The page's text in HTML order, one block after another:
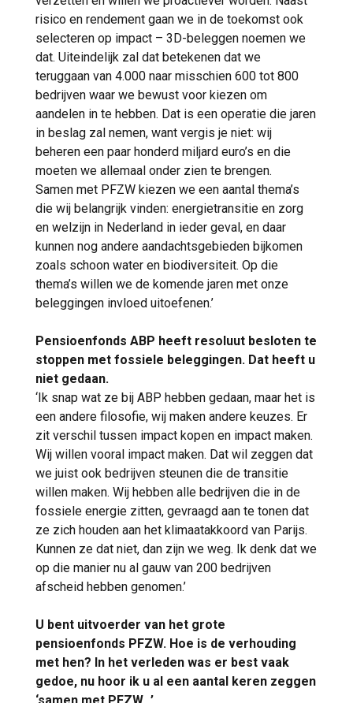
risico en rendement gaan we in de toekomst ook
selecteren op impact – 3D-beleggen noemen we
dat. Uiteindelijk zal dat betekenen dat we
teruggaan van 4.000 naar misschien 600 tot 800
bedrijven waar we bewust voor kiezen om
aandelen in te hebben. Dat is een operatie die jaren
in beslag zal nemen, want vergis je niet: wij
beheren een paar honderd miljard euro’s en die
moeten we allemaal onder zien te brengen.
Samen met PFZW kiezen we een aantal thema’s
die wij belangrijk vinden: energietransitie en zorg
en welzijn in Nederland in ieder geval, en daar
kunnen nog andere aandachtsgebieden bijkomen
zoals schoon water en biodiversiteit. Op die
thema’s willen we de komende jaren met onze
beleggingen invloed uitoefenen.’
Pensioenfonds ABP heeft resoluut besloten te
stoppen met fossiele beleggingen. Dat heeft u
niet gedaan.
‘Ik snap wat ze bij ABP hebben gedaan, maar het is
een andere filosofie, wij maken andere keuzes. Er
zit verschil tussen impact kopen en impact maken.
Wij willen vooral impact maken. Dat wil zeggen dat
we juist ook bedrijven steunen die de transitie
willen maken. Wij hebben alle bedrijven die in de
fossiele energie zitten, gevraagd aan te tonen dat
ze zich houden aan het klimaatakkoord van Parijs.
Kunnen ze dat niet, dan zijn we weg. Ik denk dat we
op die manier nu al gauw van 200 bedrijven
afscheid hebben genomen.’
U bent uitvoerder van het grote
pensioenfonds PFZW. Hoe is de verhouding
met hen? In het verleden was er best vaak
gedoe, nu hoor ik u al een aantal keren zeggen